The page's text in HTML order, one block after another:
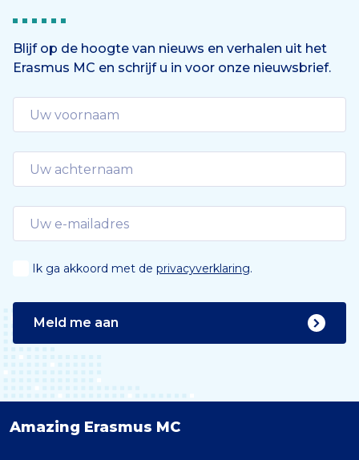
Blijf op de hoogte van nieuws en verhalen uit het
Erasmus MC en schrijf u in voor onze nieuwsbrief.
Ik ga akkoord met de privacyverklaring.
Meld me aan
Amazing Erasmus MC